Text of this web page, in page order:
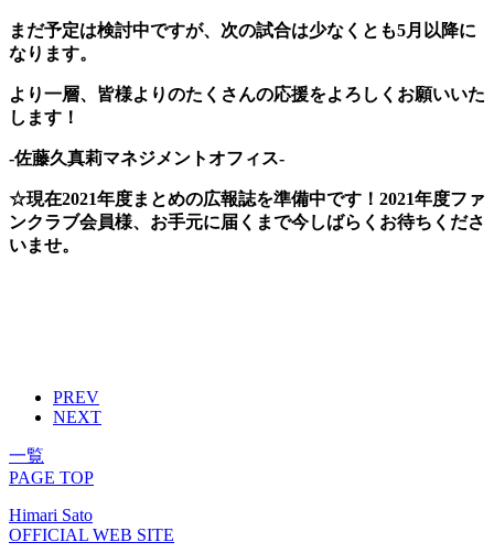
まだ予定は検討中ですが、次の試合は少なくとも5月以降に
なります。
より一層、皆様よりのたくさんの応援をよろしくお願いいた
します！
-佐藤久真莉マネジメントオフィス-
☆現在2021年度まとめの広報誌を準備中です！2021年度ファ
ンクラブ会員様、お手元に届くまで今しばらくお待ちくださ
いませ。
PREV
NEXT
一覧
PAGE TOP
Himari Sato
OFFICIAL WEB SITE